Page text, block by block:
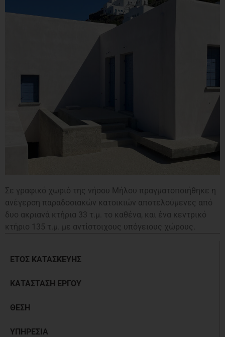
Σε γραφικό χωριό της νήσου Μήλου πραγματοποιήθηκε η
ανέγερση παραδοσιακών κατοικιών αποτελούμενες από
δυο ακριανά κτήρια 33 τ.μ. το καθένα, και ένα κεντρικό
κτήριο 135 τ.μ. με αντίστοιχους υπόγειους χώρους.
ΕΤΟΣ ΚΑΤΑΣΚΕΥΗΣ
ΚΑΤΑΣΤΑΣΗ ΕΡΓΟΥ
ΘΕΣΗ
ΥΠΗΡΕΣΙΑ